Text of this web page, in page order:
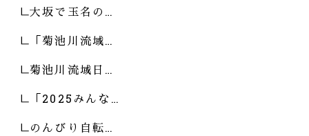
大坂で玉名の…
「菊池川流域…
菊池川流域日…
「2025みんな…
のんびり自転…